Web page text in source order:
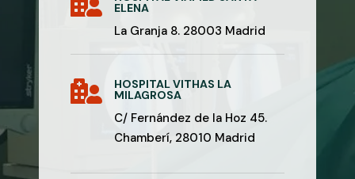
ELENA
La Granja 8. 28003 Madrid
 HOSPITAL VITHAS LA
MILAGROSA
C/ Fernández de la Hoz 45.
Chamberí, 28010 Madrid